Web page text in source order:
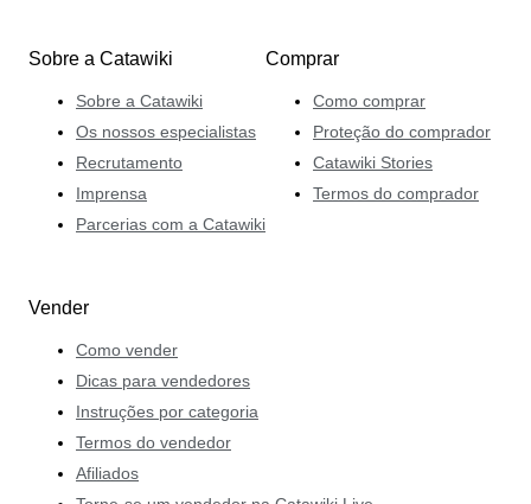
Sobre a Catawiki
Sobre a Catawiki
Os nossos especialistas
Recrutamento
Imprensa
Parcerias com a Catawiki
Comprar
Como comprar
Proteção do comprador
Catawiki Stories
Termos do comprador
Vender
Como vender
Dicas para vendedores
Instruções por categoria
Termos do vendedor
Afiliados